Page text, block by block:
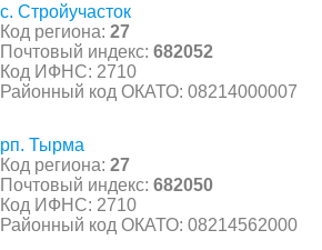
с. Стройучасток
Код региона: 27
Почтовый индекс: 682052
Код ИФНС: 2710
Районный код ОКАТО: 08214000007
рп. Тырма
Код региона: 27
Почтовый индекс: 682050
Код ИФНС: 2710
Районный код ОКАТО: 08214562000